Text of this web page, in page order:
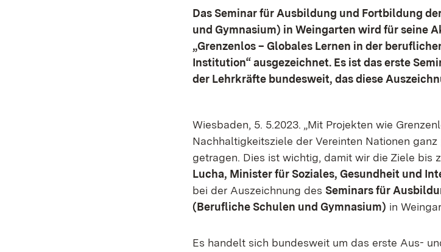
Das Seminar für Ausbildung und Fortbildung
und Gymnasium) in Weingarten wird für seine
„Grenzenlos – Globales Lernen in der
Institution“ ausgezeichnet. Es ist das erste
der Lehrkräfte bundesweit, das diese
Wiesbaden, 5. 5.2023. „Mit Projekten wie
Nachhaltigkeitsziele der Vereinten Nationen
getragen. Dies ist wichtig, damit wir die Ziele bis
Lucha, Minister für Soziales, Gesundheit und
bei der Auszeichnung des Seminars für
(Berufliche Schulen und Gymnasium) in
Es handelt sich bundesweit um das erste Aus-